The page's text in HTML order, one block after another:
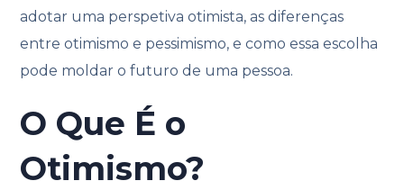
adotar uma perspetiva otimista, as diferenças
entre otimismo e pessimismo, e como essa escolha
pode moldar o futuro de uma pessoa.
O Que É o
Otimismo?